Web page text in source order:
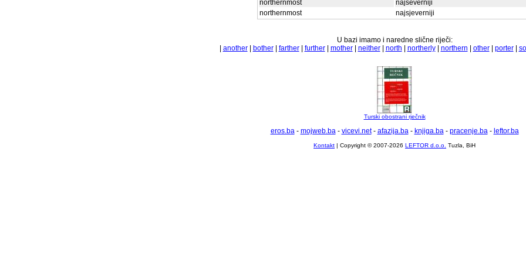
northernmost
najseverniji
northernmost
najsjeverniji
U bazi imamo i naredne slične riječi:
another| bother| farther| further| mother| neither| north northerly| northern other| porter|
Turski obostrani rječnik
eros.ba- mojweb.ba- vicevi.net- afazija.ba- knjiga.ba- pracenje.ba- leftor.ba
Kontakt | Copyright © 2007-2026 LEFTOR d.o.o. Tuzla, BiH